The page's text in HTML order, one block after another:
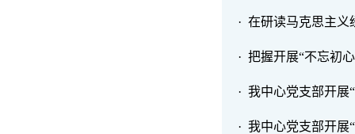
· 在研读马克思主义
· 把握开展“不忘初
· 我中心党支部开展
· 我中心党支部开展